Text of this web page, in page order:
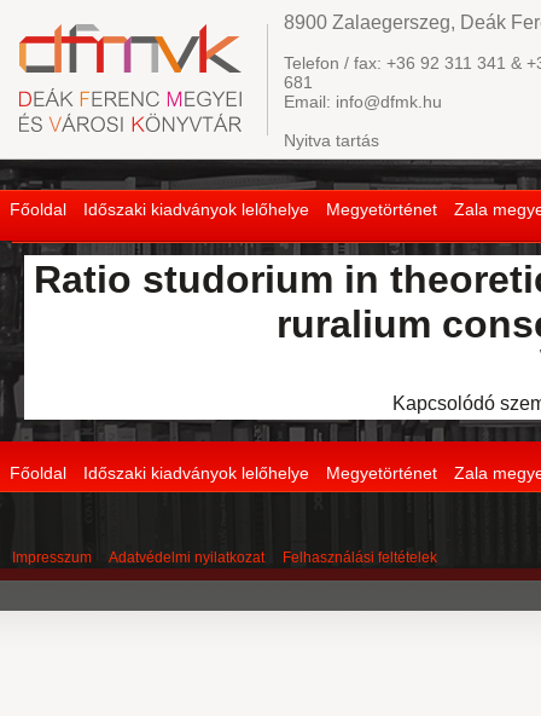
Főoldal Időszaki kiadványok lelőhelye Megyetörténet Zala
8900 Zalaegerszeg, Deák
Telefon / fax: +36 92 311 341 &
681
Email: info@dfmk.hu
Nyitva tartás
Ratio studorium in
ruralium
Kapcsolódó
Főoldal Időszaki kiadványok lelőhelye Megyetörténet Zala
Impresszum Adatvédelmi nyilatkozat Felhasználási feltételek